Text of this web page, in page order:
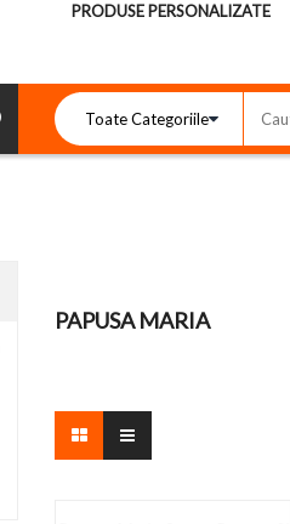
PRODUSE PERSONALIZATE
PAPUSA MARIA